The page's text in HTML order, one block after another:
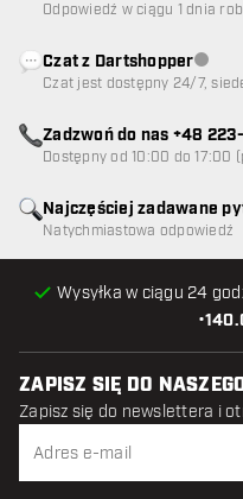
•
Wysyłka w ciągu 24
Najczęściej zadawane
Natychmiastowa odpowiedź
Odpowiedź w ciągu 1 dnia
Czat z Dartshopper
Czat jest dostępny 24/7,
Zadzwoń do nas +48
Dostępny od 10:00 do 17:00
ZAPISZ SIĘ DO
Zapisz się do newslettera i